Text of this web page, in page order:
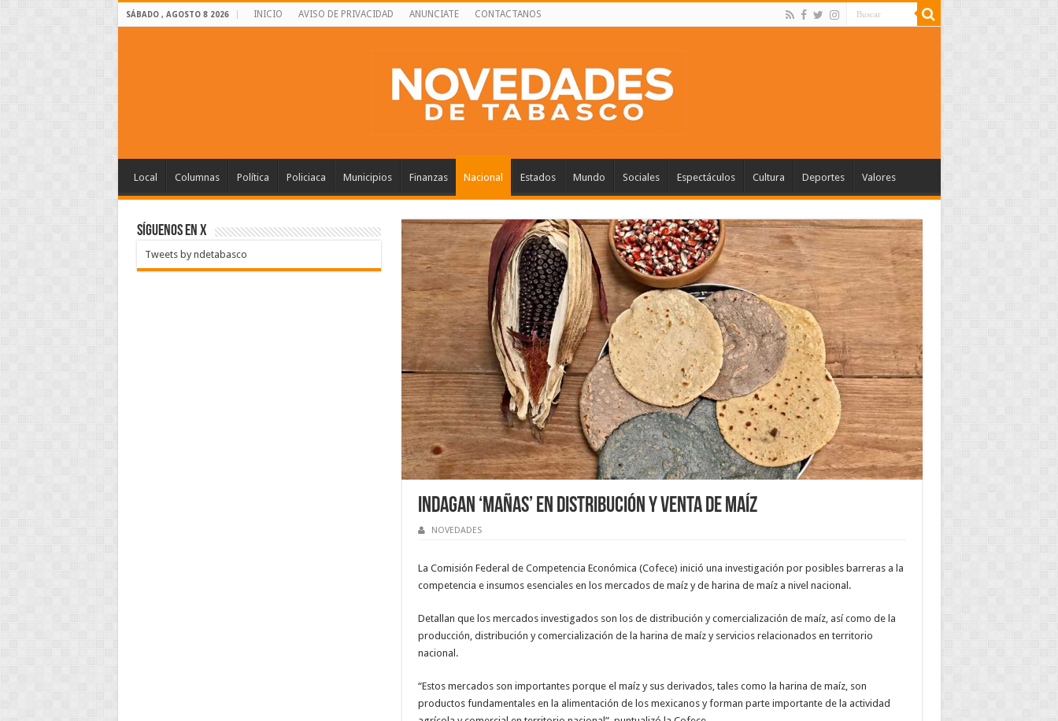
SÁBADO , AGOSTO 8 2026 INICIO AVISO DE PRIVACIDAD ANUNCIATE CONTACTANOS
Local Columnas Política Policiaca Municipios Finanzas Nacional Estados Mundo Sociales Espectáculos Cultura Deportes Valores
Indagan ‘mañas’ en distribución y venta de maíz
NOVEDADES
La Comisión Federal de Competencia Económica (Cofece) inició una investigación por posibles barreras a la
competencia e insumos esenciales en los mercados de maíz y de harina de maíz a nivel nacional.
Detallan que los mercados investigados son los de distribución y comercialización de maíz, así como de la
producción, distribución y comercialización de la harina de maíz y servicios relacionados en territorio
nacional.
“Estos mercados son importantes porque el maíz y sus derivados, tales como la harina de maíz, son
productos fundamentales en la alimentación de los mexicanos y forman parte importante de la actividad
SÍGUENOS EN X
Tweets by ndetabasco